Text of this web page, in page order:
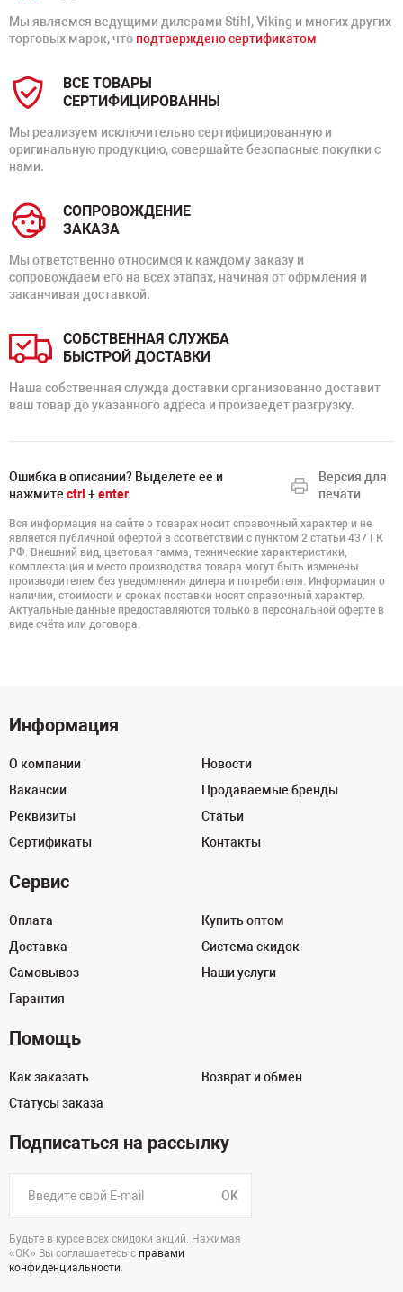
Мы являемся ведущими дилерами Stihl, Viking и многих других
торговых марок, что подтверждено сертификатом
ВСЕ ТОВАРЫ
СЕРТИФИЦИРОВАННЫ
Мы реализуем исключительно сертифицированную и
оригинальную продукцию, совершайте безопасные покупки с
нами.
СОПРОВОЖДЕНИЕ
ЗАКАЗА
Мы ответственно относимся к каждому заказу и
сопровождаем его на всех этапах, начиная от офрмления и
заканчивая доставкой.
СОБСТВЕННАЯ СЛУЖБА
БЫСТРОЙ ДОСТАВКИ
Наша собственная служда доставки организованно доставит
ваш товар до указанного адреса и произведет разгрузку.
Ошибка в описании? Выделете ее и
нажмите ctrl +enter
Версия для
печати
Вся информация на сайте о товарах носит справочный характер и не
является публичной офертой в соответствии с пунктом 2 статьи 437 ГК
РФ. Внешний вид, цветовая гамма, технические характеристики,
комплектация и место производства товара могут быть изменены
производителем без уведомления дилера и потребителя. Информация о
наличии, стоимости и сроках поставки носят справочный характер.
Актуальные данные предоставляются только в персональной оферте в
виде счёта или договора.
Информация
О компании
Вакансии
Реквизиты
Сертификаты
Новости
Продаваемые бренды
Статьи
Контакты
Сервис
Оплата
Доставка
Самовывоз
Гарантия
Купить оптом
Система скидок
Наши услуги
Помощь
Как заказать
Статусы заказа
Возврат и обмен
Подписаться на рассылку
OK
Будьте в курсе всех скидоки акций. Нажимая
«ОК» Вы соглашаетесь с правами
конфиденциальности.